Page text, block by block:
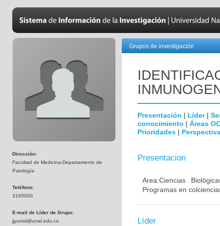
Dirección:
Facultad de Medicina-Departamento de
Patología
Teléfono:
3165000
E-mail de Líder de Grupo:
jjyunisl@unal.edu.co
Grupos de investigación
Presentación | Líder|
conocimiento | Áreas
Prioridades |
Presentacion
Area:Ciencias
Programas en
Líder